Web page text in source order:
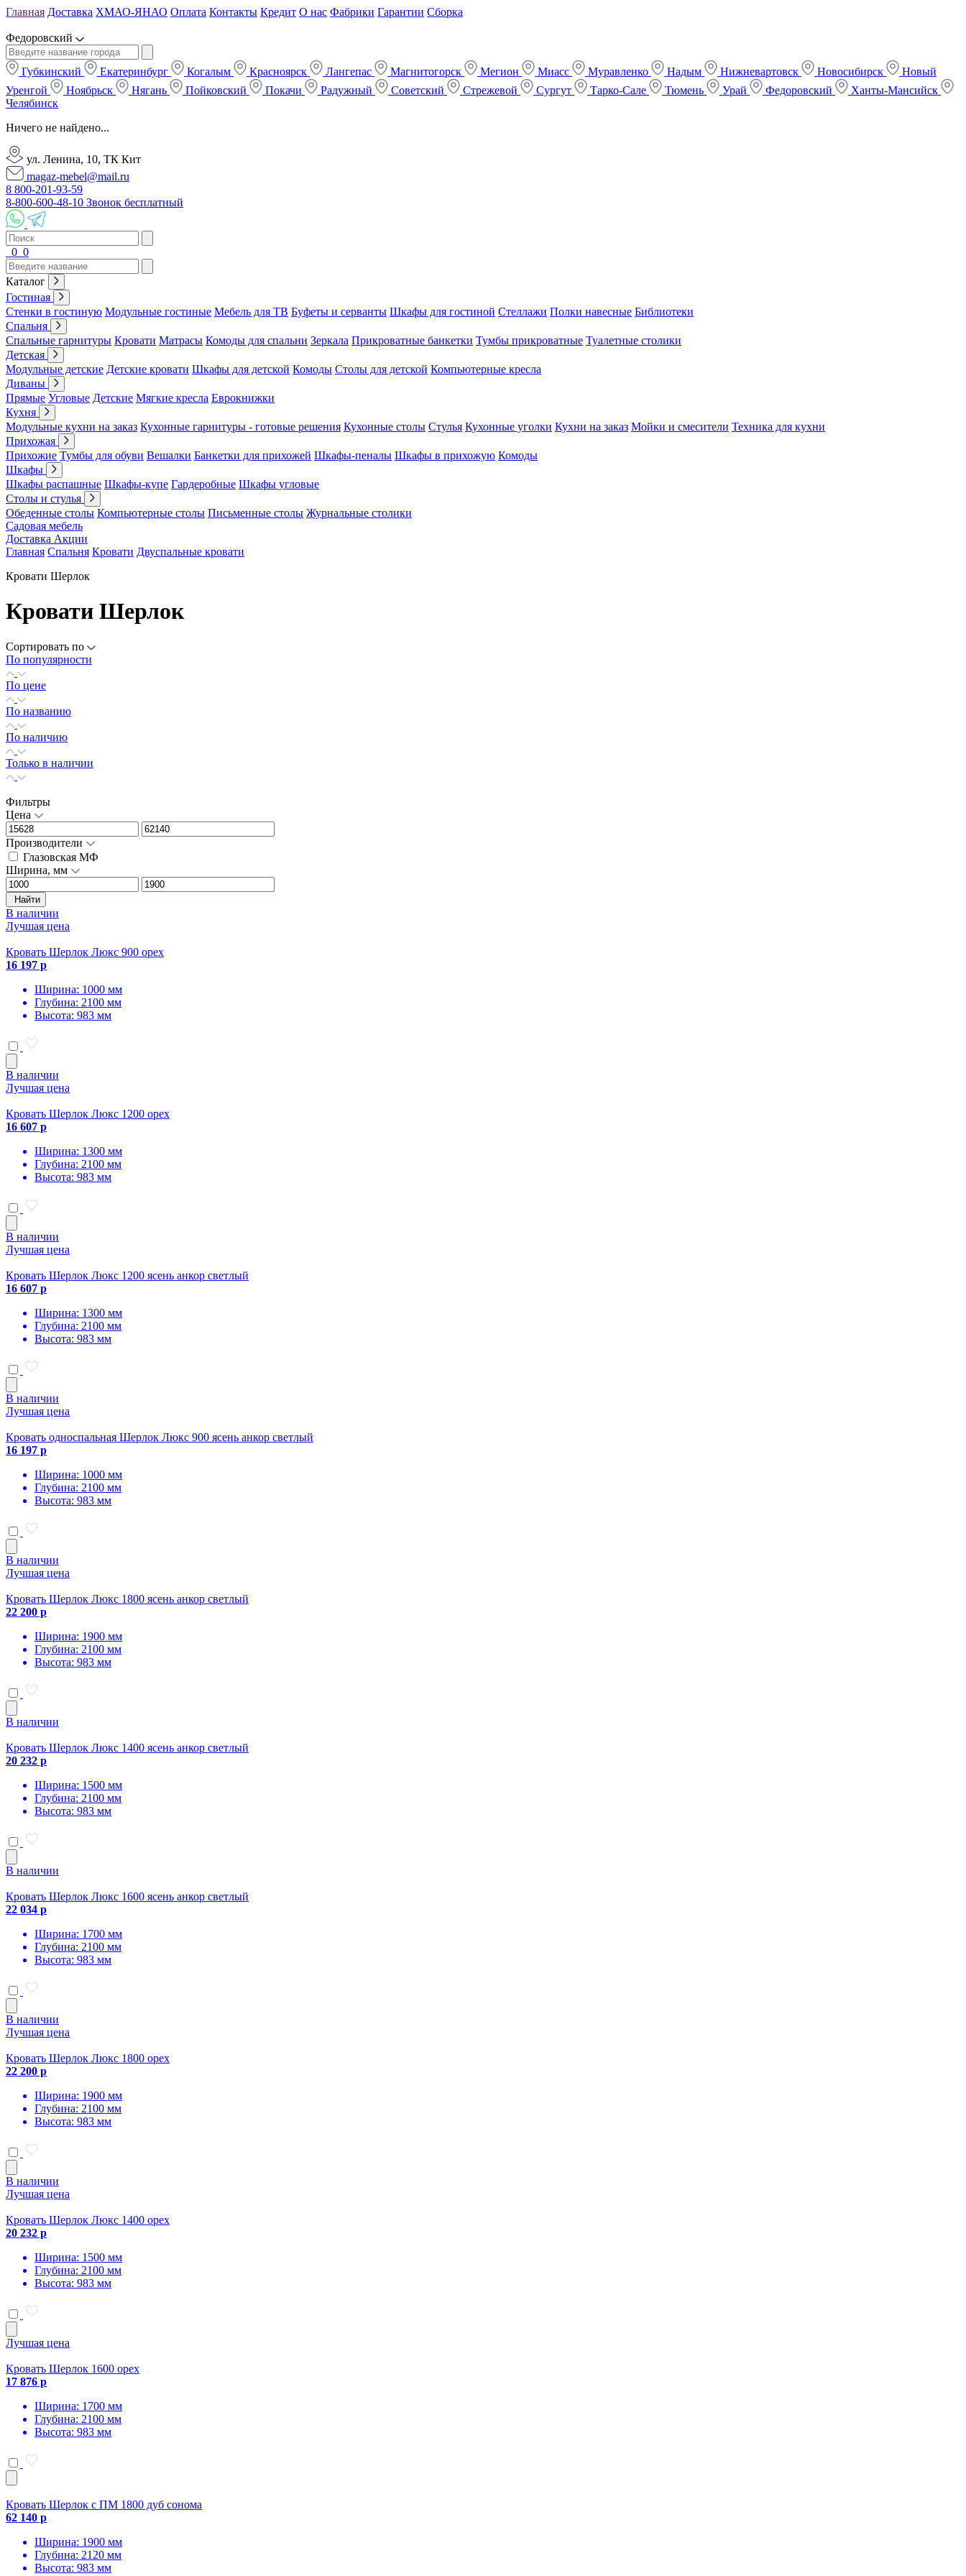
Главная Доставка ХМАО-ЯНАО Оплата Контакты Кредит О нас Фабрики Гарантии Сборка
Федоровский
Губкинский Екатеринбург Когалым Красноярск Лангепас Магнитогорск Мегион Миасс Муравленко Надым Нижневартовск Новосибирск
Новый
Уренгой
Ноябрьск Нягань Пойковский Покачи Радужный Советский Стрежевой Сургут Тарко-Сале Тюмень Урай Федоровский
Ханты-Мансийск
Челябинск
Ничего не найдено...
ул. Ленина, 10, ТК Кит
magaz-mebel@mail.ru
8 800-201-93-59
8-800-600-48-10 Звонок бесплатный
0 0
Каталог
Гостиная
Стенки в гостиную Модульные гостиные Мебель для ТВ Буфеты и серванты Шкафы для гостиной Стеллажи Полки навесные Библиотеки
Спальня
Спальные гарнитуры Кровати Матрасы Комоды для спальни Зеркала Прикроватные банкетки Тумбы прикроватные Туалетные столики
Детская
Модульные детские Детские кровати Шкафы для детской Комоды Столы для детской Компьютерные кресла
Диваны
Прямые Угловые Детские Мягкие кресла Еврокнижки
Кухня
Модульные кухни на заказ Кухонные гарнитуры - готовые решения Кухонные столы Стулья Кухонные уголки Кухни на заказ Мойки и смесители Техника для кухни
Прихожая
Прихожие Тумбы для обуви Вешалки Банкетки для прихожей Шкафы-пеналы Шкафы в прихожую Комоды
Шкафы
Шкафы распашные Шкафы-купе Гардеробные Шкафы угловые
Столы и стулья
Обеденные столы Компьютерные столы Письменные столы Журнальные столики
Садовая мебель
Доставка Акции
Главная Спальня Кровати Двуспальные кровати
Кровати Шерлок
Кровати Шерлок
Сортировать по
По популярности
По цене
По названию
По наличию
Только в наличии
Фильтры
Цена
Производители
Глазовская МФ
Ширина, мм
Найти
В наличии
Лучшая цена
Кровать Шерлок Люкс 900 орех
16 197 р
Ширина: 1000 мм
Глубина: 2100 мм
Высота: 983 мм
В наличии
Лучшая цена
Кровать Шерлок Люкс 1200 орех
16 607 р
Ширина: 1300 мм
Глубина: 2100 мм
Высота: 983 мм
В наличии
Лучшая цена
Кровать Шерлок Люкс 1200 ясень анкор светлый
16 607 р
Ширина: 1300 мм
Глубина: 2100 мм
Высота: 983 мм
В наличии
Лучшая цена
Кровать односпальная Шерлок Люкс 900 ясень анкор светлый
16 197 р
Ширина: 1000 мм
Глубина: 2100 мм
Высота: 983 мм
В наличии
Лучшая цена
Кровать Шерлок Люкс 1800 ясень анкор светлый
22 200 р
Ширина: 1900 мм
Глубина: 2100 мм
Высота: 983 мм
В наличии
Кровать Шерлок Люкс 1400 ясень анкор светлый
20 232 р
Ширина: 1500 мм
Глубина: 2100 мм
Высота: 983 мм
В наличии
Кровать Шерлок Люкс 1600 ясень анкор светлый
22 034 р
Ширина: 1700 мм
Глубина: 2100 мм
Высота: 983 мм
В наличии
Лучшая цена
Кровать Шерлок Люкс 1800 орех
22 200 р
Ширина: 1900 мм
Глубина: 2100 мм
Высота: 983 мм
В наличии
Лучшая цена
Кровать Шерлок Люкс 1400 орех
20 232 р
Ширина: 1500 мм
Глубина: 2100 мм
Высота: 983 мм
Лучшая цена
Кровать Шерлок 1600 орех
17 876 р
Ширина: 1700 мм
Глубина: 2100 мм
Высота: 983 мм
Кровать Шерлок с ПМ 1800 дуб сонома
62 140 р
Ширина: 1900 мм
Глубина: 2120 мм
Высота: 983 мм